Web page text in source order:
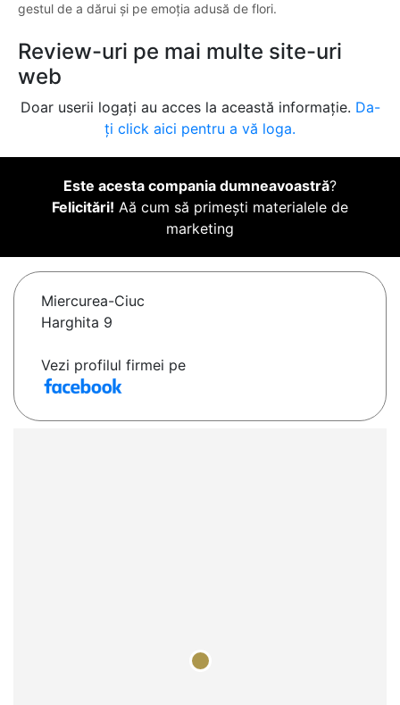
gestul de a dărui și pe emoția adusă de flori.
Review-uri pe mai multe site-uri
web
Doar userii logați au acces la această informație. Da-
ți click aici pentru a vă loga.
Este acesta compania dumneavoastră?
Felicitări! Aă cum să primești materialele de
marketing
Miercurea-Ciuc
Harghita 9
Vezi profilul firmei pe